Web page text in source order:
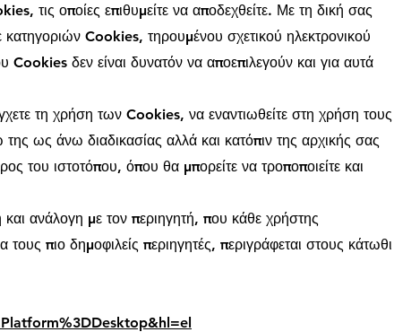
τις οποίες επιθυμείτε να αποδεχθείτε. Με τη δική σας
Cookies, τηρουμένου σχετικού ηλεκτρονικού
Cookies δεν είναι δυνατόν να αποεπιλεγούν και για αυτά
τη χρήση των Cookies, να εναντιωθείτε στη χρήση τους
ως άνω διαδικασίας αλλά και κατόπιν της αρχικής σας
του ιστοτόπου, όπου θα μπορείτε να τροποποιείτε και
ανάλογη με τον περιηγητή, που κάθε χρήστης
πιο δημοφιλείς περιηγητές, περιγράφεται στους κάτωθι